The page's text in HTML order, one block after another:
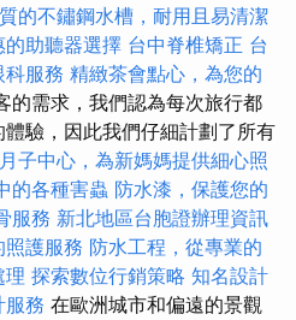
的不鏽鋼水槽，耐用且易清潔
助聽器選擇 台中脊椎矯正 台
科服務 精緻茶會點心，為您的
的需求，我們認為每次旅行都
驗，因此我們仔細計劃了所有
子中心，為新媽媽提供細心照
的各種害蟲 防水漆，保護您的
服務 新北地區台胞證辦理資訊
護服務 防水工程，從專業的
理 探索數位行銷策略 知名設計
服務 在歐洲城市和偏遠的景觀